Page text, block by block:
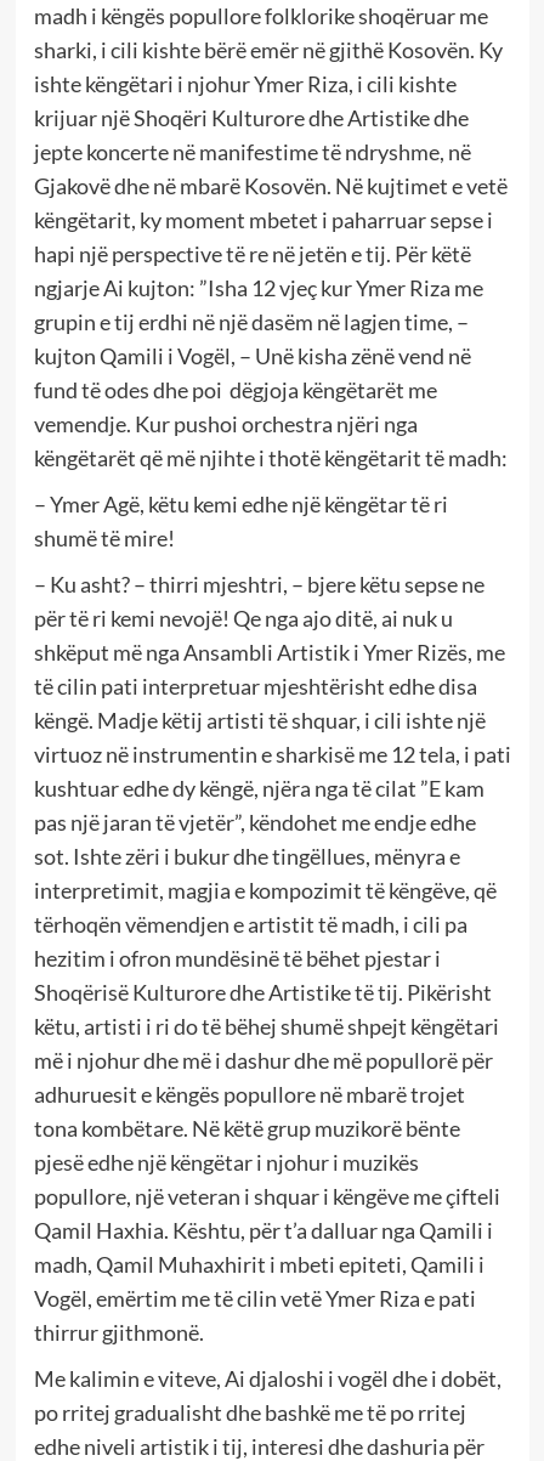
madh i këngës popullore folklorike shoqëruar me
sharki, i cili kishte bërë emër në gjithë Kosovën. Ky
ishte këngëtari i njohur Ymer Riza, i cili kishte
krijuar një Shoqëri Kulturore dhe Artistike dhe
jepte koncerte në manifestime të ndryshme, në
Gjakovë dhe në mbarë Kosovën. Në kujtimet e vetë
këngëtarit, ky moment mbetet i paharruar sepse i
hapi një perspective të re në jetën e tij. Për këtë
ngjarje Ai kujton: ”Isha 12 vjeç kur Ymer Riza me
grupin e tij erdhi në një dasëm në lagjen time, –
kujton Qamili i Vogël, – Unë kisha zënë vend në
fund të odes dhe poi dëgjoja këngëtarët me
vemendje. Kur pushoi orchestra njëri nga
këngëtarët që më njihte i thotë këngëtarit të madh:
– Ymer Agë, këtu kemi edhe një këngëtar të ri
shumë të mire!
– Ku asht? – thirri mjeshtri, – bjere këtu sepse ne
për të ri kemi nevojë! Qe nga ajo ditë, ai nuk u
shkëput më nga Ansambli Artistik i Ymer Rizës, me
të cilin pati interpretuar mjeshtërisht edhe disa
këngë. Madje këtij artisti të shquar, i cili ishte një
virtuoz në instrumentin e sharkisë me 12 tela, i pati
kushtuar edhe dy këngë, njëra nga të cilat ”E kam
pas një jaran të vjetër”, këndohet me endje edhe
sot. Ishte zëri i bukur dhe tingëllues, mënyra e
interpretimit, magjia e kompozimit të këngëve, që
tërhoqën vëmendjen e artistit të madh, i cili pa
hezitim i ofron mundësinë të bëhet pjestar i
Shoqërisë Kulturore dhe Artistike të tij. Pikërisht
këtu, artisti i ri do të bëhej shumë shpejt këngëtari
më i njohur dhe më i dashur dhe më popullorë për
adhuruesit e këngës popullore në mbarë trojet
tona kombëtare. Në këtë grup muzikorë bënte
pjesë edhe një këngëtar i njohur i muzikës
popullore, një veteran i shquar i këngëve me çifteli
Qamil Haxhia. Kështu, për t’a dalluar nga Qamili i
madh, Qamil Muhaxhirit i mbeti epiteti, Qamili i
Vogël, emërtim me të cilin vetë Ymer Riza e pati
thirrur gjithmonë.
Me kalimin e viteve, Ai djaloshi i vogël dhe i dobët,
po rritej gradualisht dhe bashkë me të po rritej
edhe niveli artistik i tij, interesi dhe dashuria për